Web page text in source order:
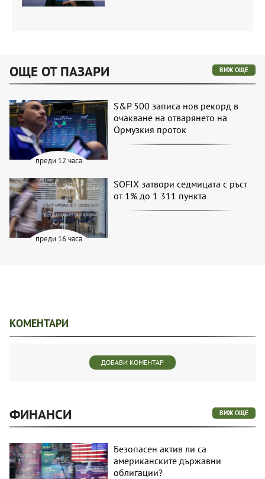
ОЩЕ ОТ ПАЗАРИ ВИЖ ОЩЕ
преди 12 часа
S&P 500 записа нов рекорд в
очакване на отварянето на
Ормузкия проток
преди 16 часа
SOFIX затвори седмицата с ръст
от 1% до 1 311 пункта
КОМЕНТАРИ
ДОБАВИ КОМЕНТАР
ФИНАНСИ ВИЖ ОЩЕ
Безопасен актив ли са
американските държавни
облигации?